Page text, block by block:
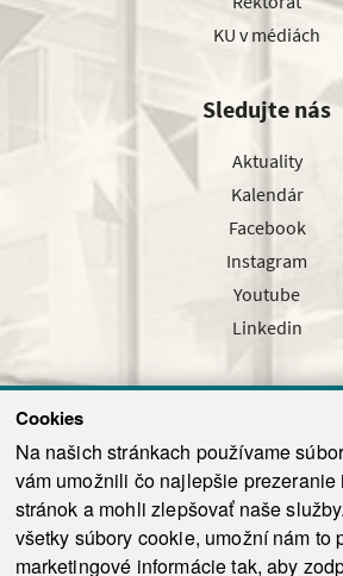
Cookies
Na našich stránkach používame
vám umožnili čo najlepšie prezeranie
stránok a mohli zlepšovať naše
všetky súbory cookie, umožní nám to
marketingové informácie tak, aby
KU v médiách
Sledujte nás
Aktuality
Kalendár
Facebook
Instagram
Youtube
Linkedin
Odoslať